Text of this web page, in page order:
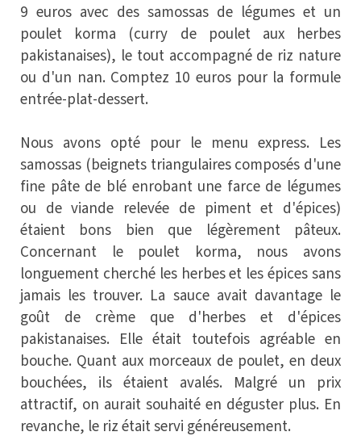
9 euros avec des samossas de légumes et un
poulet korma (curry de poulet aux herbes
pakistanaises), le tout accompagné de riz nature
ou d'un nan. Comptez 10 euros pour la formule
entrée-plat-dessert.
Nous avons opté pour le menu express. Les
samossas (beignets triangulaires composés d'une
fine pâte de blé enrobant une farce de légumes
ou de viande relevée de piment et d'épices)
étaient bons bien que légèrement pâteux.
Concernant le poulet korma, nous avons
longuement cherché les herbes et les épices sans
jamais les trouver. La sauce avait davantage le
goût de crème que d'herbes et d'épices
pakistanaises. Elle était toutefois agréable en
bouche. Quant aux morceaux de poulet, en deux
bouchées, ils étaient avalés. Malgré un prix
attractif, on aurait souhaité en déguster plus. En
revanche, le riz était servi généreusement.